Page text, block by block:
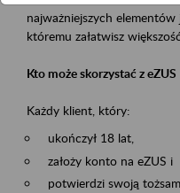
najważniejszych
któremu załatwisz
Kto może skorzystać z eZUS
Każdy klient, który:
ukończył 18 lat,
założy konto na eZUS i
potwierdzi swoją